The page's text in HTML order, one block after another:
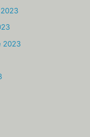
2023